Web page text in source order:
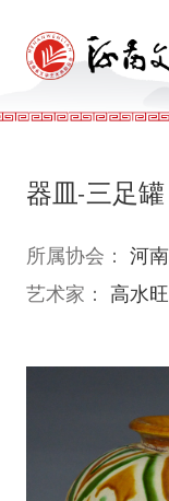
器皿-三足罐
所属协会： 河
艺术家： 高水旺